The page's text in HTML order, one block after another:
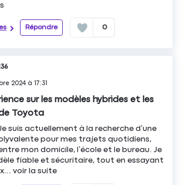
Répondre 0
2024à17:31
sur les modèles hybrides et les
Toyota
suis actuellement à la recherche d’une
pour mes trajets quotidiens,
mon domicile, l’école et le bureau. Je
fiable et sécuritaire, tout en essayant
voir la suite